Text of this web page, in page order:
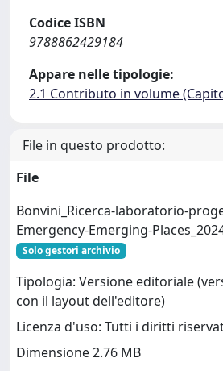
Codice ISBN
9788862429184
Appare nelle tipologie:
2.1 Contributo in volume
File in questo prodotto:
File
Bonvini_Ricerca-laboratorio-
Emergency-Emerging-
Solo gestori archivio
Tipologia: Versione editoriale
con il layout dell'editore)
Licenza d'uso: Tutti i diritti
Dimensione 2.76 MB